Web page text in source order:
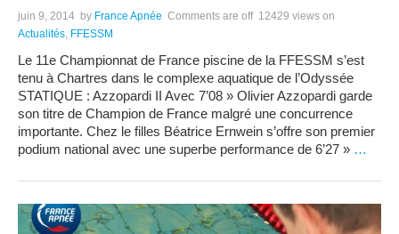
juin 9, 2014 by France Apnée Comments are off 12429 views on
Actualités FFESSM
Le 11e Championnat de France piscine de la FFESSM s’est
tenu à Chartres dans le complexe aquatique de l’Odyssée
STATIQUE : Azzopardi II Avec 7’08 » Olivier Azzopardi garde
son titre de Champion de France malgré une concurrence
importante. Chez le filles Béatrice Ernwein s’offre son premier
podium national avec une superbe performance de 6’27 » …